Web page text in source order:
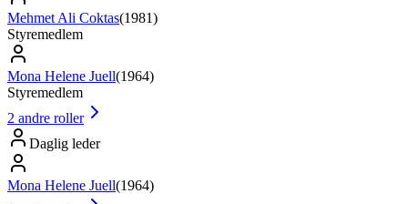
Mehmet Ali Coktas(1981)
Styremedlem
Mona Helene Juell(1964)
Styremedlem
2 andre roller
Daglig leder
Mona Helene Juell(1964)